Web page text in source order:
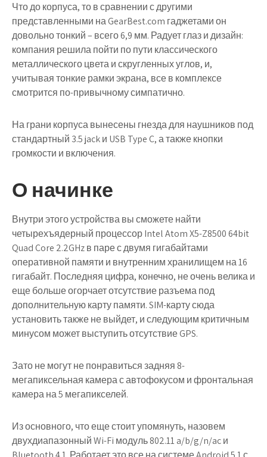
Что до корпуса, то в сравнении с другими
представленными на GearBest.com гаджетами он
довольно тонкий – всего 6,9 мм. Радует глаз и дизайн:
компания решила пойти по пути классического
металлического цвета и скругленных углов, и,
учитывая тонкие рамки экрана, все в комплексе
смотрится по-привычному симпатично.
На грани корпуса вынесены гнезда для наушников под
стандартный 3.5 jack и USB Type C, а также кнопки
громкости и включения.
О начинке
Внутри этого устройства вы сможете найти
четырехъядерный процессор Intel Atom X5-Z8500 64bit
Quad Core 2.2GHz в паре с двумя гигабайтами
оперативной памяти и внутренним хранилищем на 16
гигабайт. Последняя цифра, конечно, не очень велика и
еще больше огорчает отсутствие разъема под
дополнительную карту памяти. SIM-карту сюда
установить также не выйдет, и следующим критичным
минусом может выступить отсутствие GPS.
Зато не могут не понравиться задняя 8-
мегапиксельная камера с автофокусом и фронтальная
камера на 5 мегапикселей.
Из основного, что еще стоит упомянуть, назовем
двухдиапазонный Wi-Fi модуль 802.11 a/b/g/n/ac и